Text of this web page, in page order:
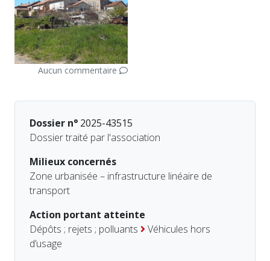
Aucun commentaire
Dossier n° 2025-43515
Dossier traité par l'association
Milieux concernés
Zone urbanisée – infrastructure linéaire de
transport
Action portant atteinte
Dépôts ; rejets ; polluants
Véhicules hors
d’usage